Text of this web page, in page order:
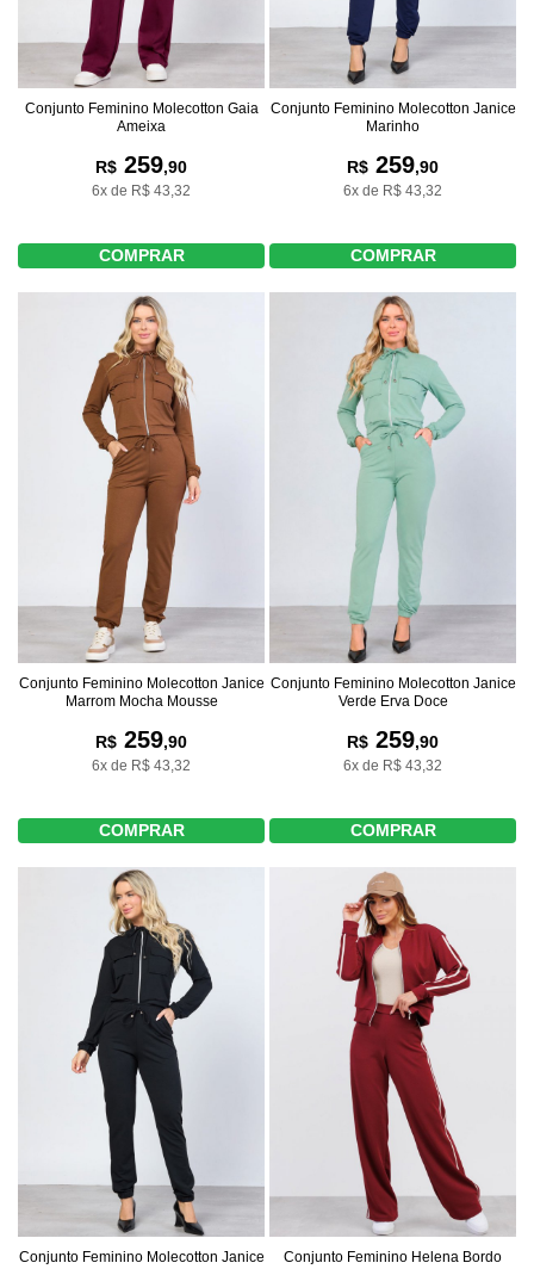
Conjunto Feminino Molecotton Gaia
Ameixa
R$ 259,90
6x de R$ 43,32
COMPRAR
Conjunto Feminino Molecotton Janice
Marinho
R$ 259,90
6x de R$ 43,32
COMPRAR
Conjunto Feminino Molecotton Janice
Marrom Mocha Mousse
R$ 259,90
6x de R$ 43,32
COMPRAR
Conjunto Feminino Molecotton Janice
Verde Erva Doce
R$ 259,90
6x de R$ 43,32
COMPRAR
Conjunto Feminino Molecotton Janice
Conjunto Feminino Helena Bordo